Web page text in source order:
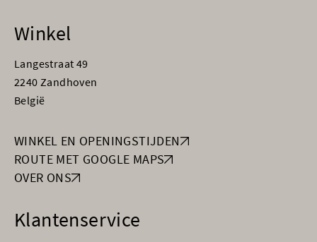
Winkel
Langestraat 49
2240 Zandhoven
België
WINKEL EN OPENINGSTIJDEN
ROUTE MET GOOGLE MAPS
OVER ONS
Klantenservice